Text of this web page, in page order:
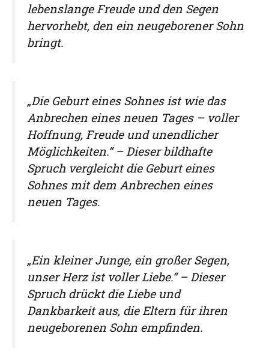
lebenslange Freude und den Segen
hervorhebt, den ein neugeborener Sohn
bringt.
„Die Geburt eines Sohnes ist wie das
Anbrechen eines neuen Tages – voller
Hoffnung, Freude und unendlicher
Möglichkeiten.“ – Dieser bildhafte
Spruch vergleicht die Geburt eines
Sohnes mit dem Anbrechen eines
neuen Tages.
„Ein kleiner Junge, ein großer Segen,
unser Herz ist voller Liebe.“ – Dieser
Spruch drückt die Liebe und
Dankbarkeit aus, die Eltern für ihren
neugeborenen Sohn empfinden.